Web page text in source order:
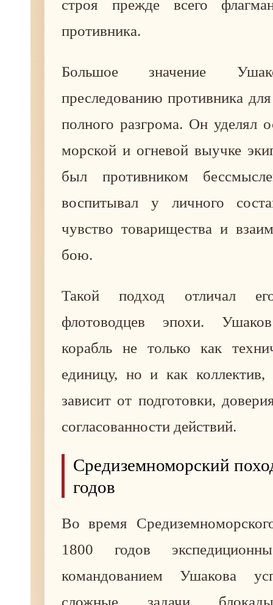
строя прежде всего
противника.
Большое значение
преследованию противника
полного разгрома. Он уделял
морской и огневой выучке
был противником
воспитывал у личного
чувство товарищества и
бою.
Такой подход отличал
флотоводцев эпохи.
корабль не только как
единицу, но и как коллектив,
зависит от подготовки,
согласованности действий.
Средиземноморский
годов
Во время
1800 годов
командованием Ушакова